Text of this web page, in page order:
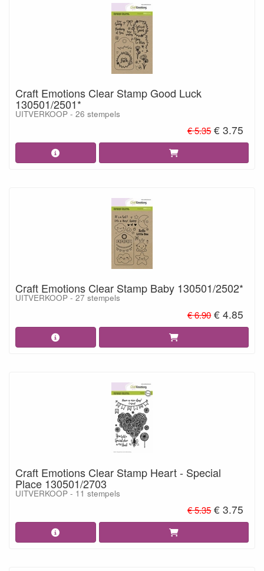
Craft Emotions Clear Stamp Good Luck
130501/2501*
UITVERKOOP - 26 stempels
€ 5.35 € 3.75
Craft Emotions Clear Stamp Baby 130501/2502*
UITVERKOOP - 27 stempels
€ 6.90 € 4.85
Craft Emotions Clear Stamp Heart - Special
Place 130501/2703
UITVERKOOP - 11 stempels
€ 5.35 € 3.75